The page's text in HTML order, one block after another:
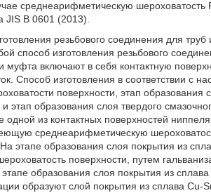
среднеарифметическую
JIS B 0601 (2013).
резьбового соединения для
способ изготовления резьбового
муфта включают в себя контактную
Способ изготовления в соответствии с
поверхности, этап
этап образования слоя твердого
из контактных поверхностей
среднеарифметическую
этапе образования слоя покрытия из
поверхности, путем
образования слоя покрытия из
образуют слой покрытия из сплава